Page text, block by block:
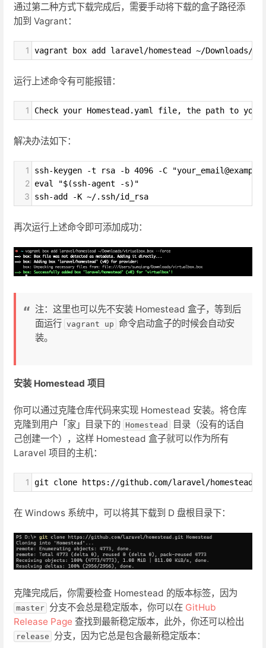
通过第二种方式下载完成后，需要手动将下载的盒子路径添
加到 Vagrant：
1 vagrant box add laravel/homestead ~/Downloads/
运行上述命令有可能报错：
1 Check your Homestead.yaml file, the path to
解决办法如下：
1 ssh-keygen -t rsa -b 4096 -C
2 eval "$(ssh-agent -s)"
3 ssh-add -K ~/.ssh/id_rsa
再次运行上述命令即可添加成功：
注：这里也可以先不安装 Homestead 盒子，等到后
面运行 vagrant up 命令启动盒子的时候会自动安
装。
安装 Homestead 项目
你可以通过克隆仓库代码来实现 Homestead 安装。将仓库
克隆到用户「家」目录下的 Homestead
目录（没有的话自
己创建一个），这样 Homestead 盒子就可以作为所有
Laravel 项目的主机：
1 git clone https://github.com/laravel/homestead.git
在 Windows 系统中，可以将其下载到 D 盘根目录下：
克隆完成后，你需要检查 Homestead 的版本标签，因为
master 分支不会总是稳定版本，你可以在 GitHub
Release Page 查找到最新稳定版本，此外，你还可以检出
release 分支，因为它总是包含最新稳定版本：